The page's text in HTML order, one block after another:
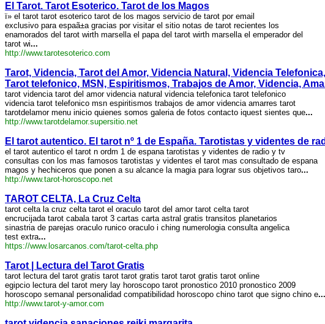
El Tarot. Tarot Esoterico. Tarot de los Magos
ï» el tarot tarot esoterico tarot de los magos servicio de tarot por email
exclusivo para espaã±a gracias por visitar el sitio notas de tarot recientes los
enamorados del tarot wirth marsella el papa del tarot wirth marsella el emperador del
tarot wi...
http://www.tarotesoterico.com
Tarot, Videncia, Tarot del Amor, Videncia Natural, Videncia
Tarot telefonico, MSN, Espiritismos, Trabajos de Amor, Videncia,
tarot videncia tarot del amor videncia natural videncia telefonica tarot telefonico
videncia tarot telefonico msn espiritismos trabajos de amor videncia amarres tarot
tarotdelamor menu inicio quienes somos galeria de fotos contacto iquest sientes que...
http://www.tarotdelamor.supersitio.net
El tarot autentico. El tarot nº 1 de España. Tarotistas y videntes de
el tarot autentico el tarot n ordm 1 de espana tarotistas y videntes de radio y tv
consultas con los mas famosos tarotistas y videntes el tarot mas consultado de espana
magos y hechiceros que ponen a su alcance la magia para lograr sus objetivos taro...
http://www.tarot-horoscopo.net
TAROT CELTA, La Cruz Celta
tarot celta la cruz celta tarot el oraculo tarot del amor tarot celta tarot
encrucijada tarot cabala tarot 3 cartas carta astral gratis transitos planetarios
sinastria de parejas oraculo runico oraculo i ching numerologia consulta angelica
test extra...
https://www.losarcanos.com/tarot-celta.php
Tarot | Lectura del Tarot Gratis
tarot lectura del tarot gratis tarot tarot gratis tarot tarot gratis tarot online
egipcio lectura del tarot mery lay horoscopo tarot pronostico 2010 pronostico 2009
horoscopo semanal personalidad compatibilidad horoscopo chino tarot que signo chino e...
http://www.tarot-y-amor.com